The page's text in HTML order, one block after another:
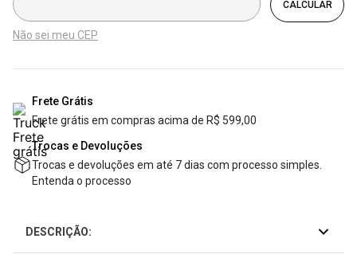
Não sei meu CEP
Frete Grátis
Frete grátis em compras acima de R$ 599,00
Trocas e Devoluções
Trocas e devoluções em até 7 dias com processo simples.
Entenda o processo
DESCRIÇÃO: